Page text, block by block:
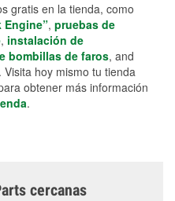
gratis en la tienda, como
Engine”, pruebas de
, instalación de
bombillas de faros, and
. Visita hoy mismo tu tienda
obtener más información
.
cercanas